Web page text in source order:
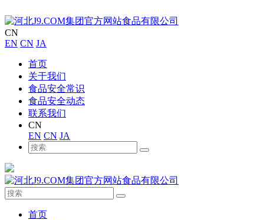
CN
EN CN JA
首页
关于我们
食品安全常识
食品安全动态
联系我们
CN
EN CN JA
首页